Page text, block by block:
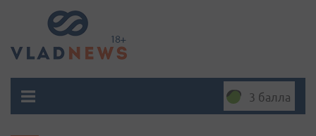
3 балла